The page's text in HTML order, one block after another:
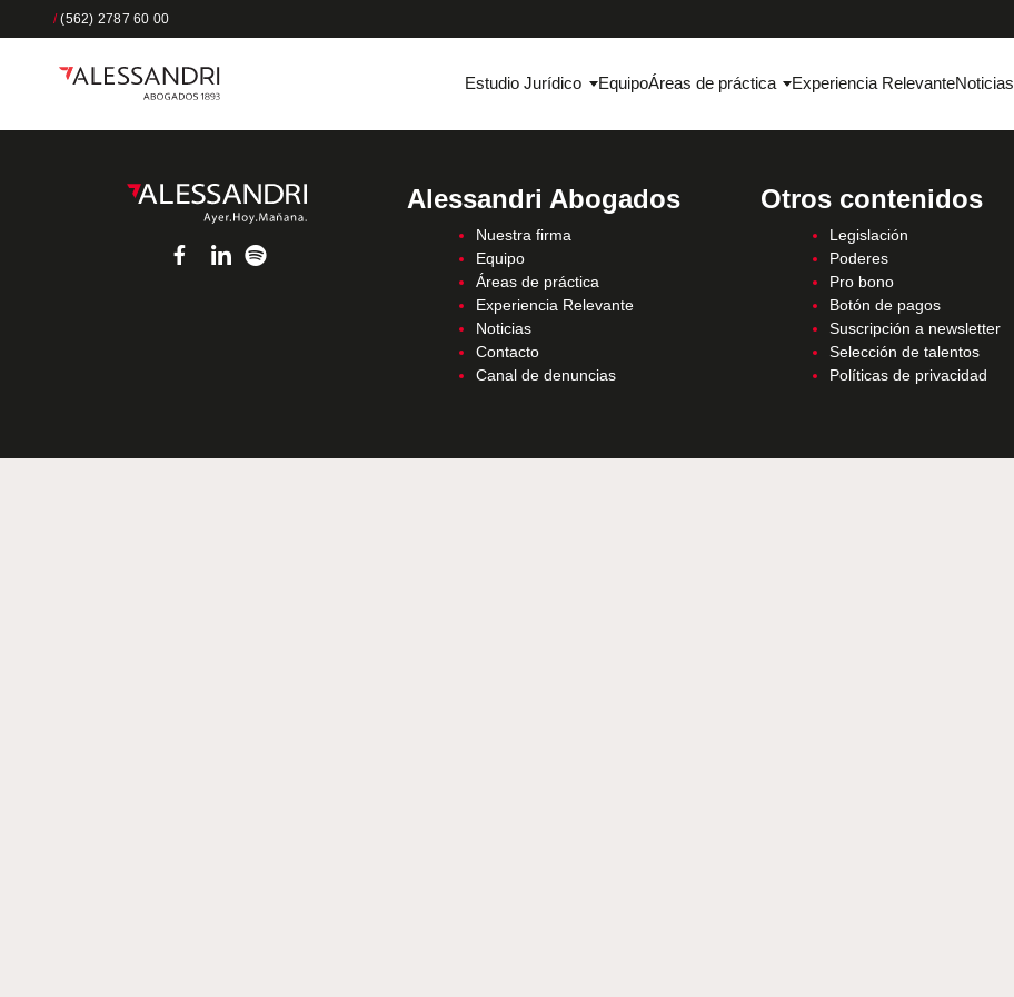
/(562) 2787 60 00
Estudio Jurídico EquipoÁreas de práctica Experiencia RelevanteNoticias
Alessandri Abogados
Nuestra firma
Equipo
Áreas de práctica
Experiencia Relevante
Noticias
Contacto
Canal de denuncias
Otros contenidos
Legislación
Poderes
Pro bono
Botón de pagos
Suscripción a newsletter
Selección de talentos
Políticas de privacidad